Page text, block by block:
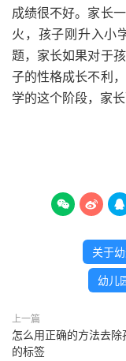
成绩很不好。家长
火，孩子刚升入小
题，家长如果对于
子的性格成长不利
学的这个阶段，家
  
关于
幼儿
上一篇
怎么用正确的方法去除
的标签